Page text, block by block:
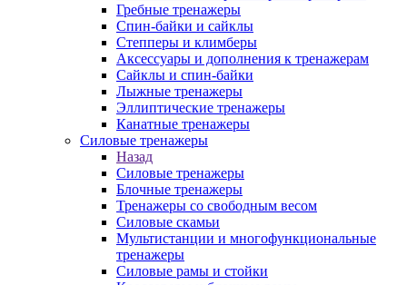
Гребные тренажеры
Спин-байки и сайклы
Степперы и климберы
Аксессуары и дополнения к тренажерам
Сайклы и спин-байки
Лыжные тренажеры
Эллиптические тренажеры
Канатные тренажеры
Силовые тренажеры
Назад
Силовые тренажеры
Блочные тренажеры
Тренажеры со свободным весом
Силовые скамьи
Мультистанции и многофункциональные
тренажеры
Силовые рамы и стойки